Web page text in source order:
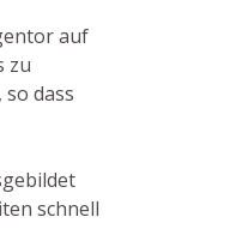
auf
zu
dass
schnell